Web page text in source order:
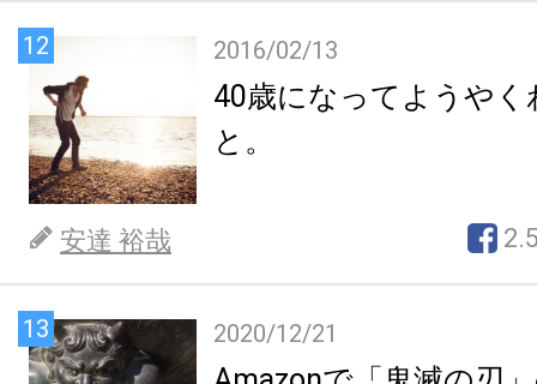
12 2016/02/13
40歳になってようや
と。
安達 裕哉
13 2020/12/21